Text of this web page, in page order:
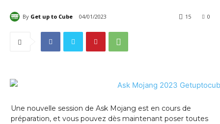
By Get up to Cube 04/01/2023 0
15
Une nouvelle session de Ask Mojang est en cours de
préparation, et vous pouvez dès maintenant poser toutes